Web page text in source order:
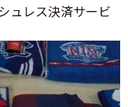
ュレス決済サービ